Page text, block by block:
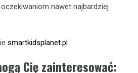
nawet najbardziej
smartkidsplanet.pl
Cię zainteresować: